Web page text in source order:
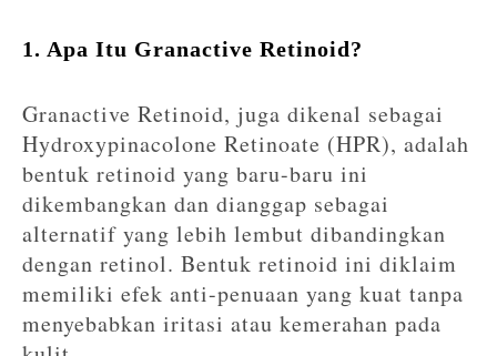
1. Apa Itu Granactive Retinoid?
Granactive Retinoid, juga dikenal sebagai
Hydroxypinacolone Retinoate (HPR), adalah
bentuk retinoid yang baru-baru ini
dikembangkan dan dianggap sebagai
alternatif yang lebih lembut dibandingkan
dengan retinol. Bentuk retinoid ini diklaim
memiliki efek anti-penuaan yang kuat tanpa
menyebabkan iritasi atau kemerahan pada